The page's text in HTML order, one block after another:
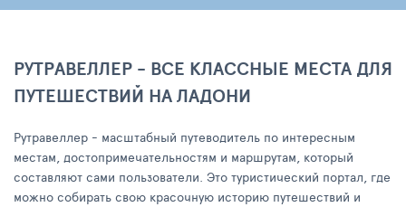
РУТРАВЕЛЛЕР - ВСЕ КЛАССНЫЕ МЕСТА ДЛЯ
ПУТЕШЕСТВИЙ НА ЛАДОНИ
Рутравеллер - масштабный путеводитель по интересным
местам, достопримечательностям и маршрутам, который
составляют сами пользователи. Это туристический портал, где
можно собирать свою красочную историю путешествий и